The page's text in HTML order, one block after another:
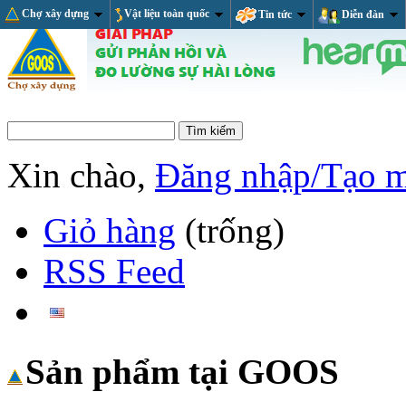
Chợ xây dựng Vật liệu toàn quốc Tin tức Diễn đàn
Xin chào, Đăng nhập/Tạo
Giỏ hàng (trống)
RSS Feed
Sản phẩm tại GOOS